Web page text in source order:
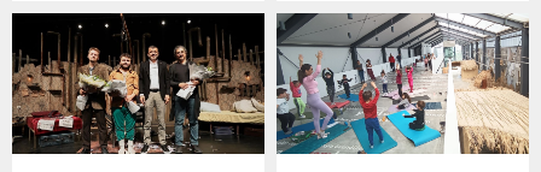
katılımına sahne oldu.
İzmirliler hem kitap aldı
hem de imza günleri ile
yazar söyleşilerine katıldı.